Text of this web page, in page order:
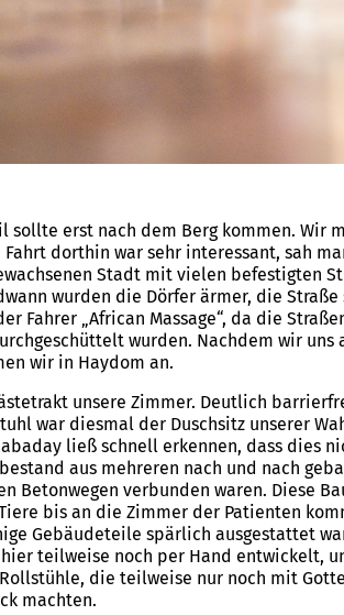
sollte erst nach dem Berg kommen. Wir
dorthin war sehr interessant, sah
Stadt mit vielen befestigten
wurden die Dörfer ärmer, die
Fahrer „African Massage“, da die
wurden. Nachdem wir uns
wir in Haydom an.
unsere Zimmer. Deutlich
war diesmal der Duschsitz unserer
ließ schnell erkennen, dass dies
aus mehreren nach und nach
Betonwegen verbunden waren. Diese
bis an die Zimmer der Patienten
Gebäudeteile spärlich ausgestattet
teilweise noch per Hand entwickelt,
die teilweise nur noch mit
machten.